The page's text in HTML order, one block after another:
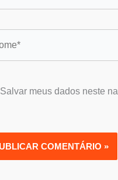
Salvar meus dados neste